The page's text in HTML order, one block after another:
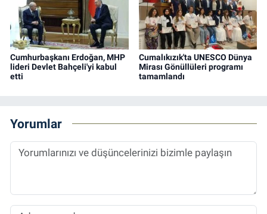
Cumhurbaşkanı Erdoğan, MHP
lideri Devlet Bahçeli'yi kabul
etti
Cumalıkızık'ta UNESCO Dünya
Mirası Gönüllüleri programı
tamamlandı
Yorumlar